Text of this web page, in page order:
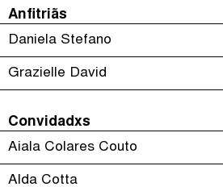
Impôts et Justice
The Corruption
Unequal India
Anfitriãs
Daniela Stefano
Grazielle David
Convidadxs
Aiala Colares Couto
Alda Cotta